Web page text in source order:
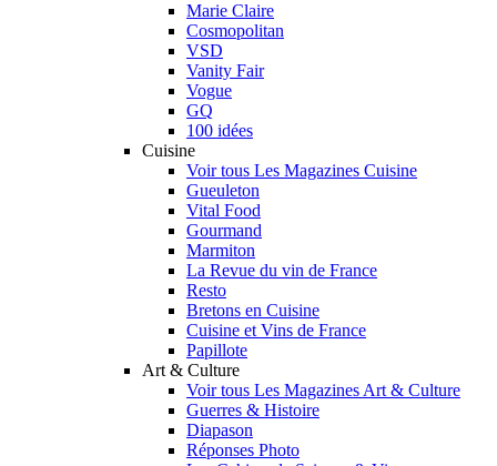
Marie Claire
Cosmopolitan
VSD
Vanity Fair
Vogue
GQ
100 idées
Cuisine
Voir tous Les Magazines Cuisine
Gueuleton
Vital Food
Gourmand
Marmiton
La Revue du vin de France
Resto
Bretons en Cuisine
Cuisine et Vins de France
Papillote
Art & Culture
Voir tous Les Magazines Art & Culture
Guerres & Histoire
Diapason
Réponses Photo